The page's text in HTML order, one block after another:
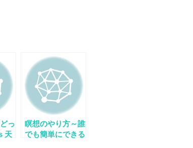
っ
天
瞑想のやり方～誰
でも簡単にできる